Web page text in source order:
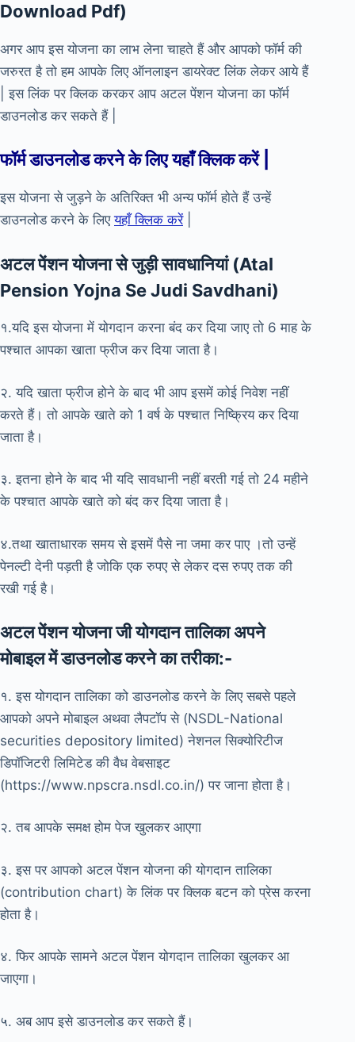
Download Pdf)
अगर आप इस योजना का लाभ लेना चाहते हैं और आपको फॉर्म की
जरुरत है तो हम आपके लिए ऑनलाइन डायरेक्ट लिंक लेकर आये हैं
| इस लिंक पर क्लिक करकर आप अटल पेंशन योजना का फॉर्म
डाउनलोड कर सकते हैं |
फॉर्म डाउनलोड करने के लिएयहाँ क्लिक करें|
इस योजना से जुड़ने के अतिरिक्त भी अन्य फॉर्म होते हैं उन्हें
डाउनलोड करने के लिएयहाँ क्लिक करें|
अटल पेंशन योजना से जुड़ी सावधानियां (Atal
Pension Yojna Se Judi Savdhani)
१.यदि इस योजना में योगदान करना बंद कर दिया जाए तो 6 माह के
पश्चात आपका खाता फ्रीज कर दिया जाता है।
२. यदि खाता फ्रीज होने के बाद भी आप इसमें कोई निवेश नहीं
करते हैं। तो आपके खाते को 1 वर्ष के पश्चात निष्क्रिय कर दिया
जाता है।
३. इतना होने के बाद भी यदि सावधानी नहीं बरती गई तो 24 महीने
के पश्चात आपके खाते को बंद कर दिया जाता है।
४.तथा खाताधारक समय से इसमें पैसे ना जमा कर पाए ।तो उन्हें
पेनल्टी देनी पड़ती है जोकि एक रुपए से लेकर दस रुपए तक की
रखी गई है।
अटल पेंशन योजना जी योगदान तालिका अपने
मोबाइल में डाउनलोड करने का तरीका:-
१. इस योगदान तालिका को डाउनलोड करने के लिए सबसे पहले
आपको अपने मोबाइल अथवा लैपटॉप से (NSDL-National
securities depository limited) नेशनल सिक्योरिटीज
डिपॉजिटरी लिमिटेड की वैध वेबसाइट
(https://www.npscra.nsdl.co.in/) पर जाना होता है।
२. तब आपके समक्ष होम पेज खुलकर आएगा
३. इस पर आपको अटल पेंशन योजना की योगदान तालिका
(contribution chart) के लिंक पर क्लिक बटन को प्रेस करना
होता है।
४. फिर आपके सामने अटल पेंशन योगदान तालिका खुलकर आ
जाएगा।
५. अब आप इसे डाउनलोड कर सकते हैं।